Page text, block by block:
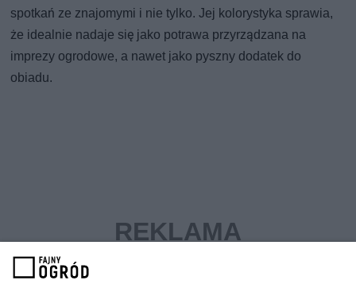
spotkań ze znajomymi i nie tylko. Jej kolorystyka sprawia,
że idealnie nadaje się jako potrawa przyrządzana na
imprezy ogrodowe, a nawet jako pyszny dodatek do
obiadu.